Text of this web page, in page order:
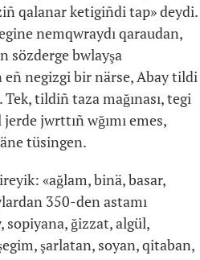
qalanar ketigiñdi tap» deydi.
nemqwraydı qaraudan,
sözderge bwlayşa
eñ negizgi bir närse, Abay tildi
tildiñ taza mağınası, tegi
jwrttıñ wğımı emes,
tüsingen.
«ağlam, binä, basar,
350-den astamı
sopiyana, ğizzat, algül,
şarlatan, soyan, qitaban,